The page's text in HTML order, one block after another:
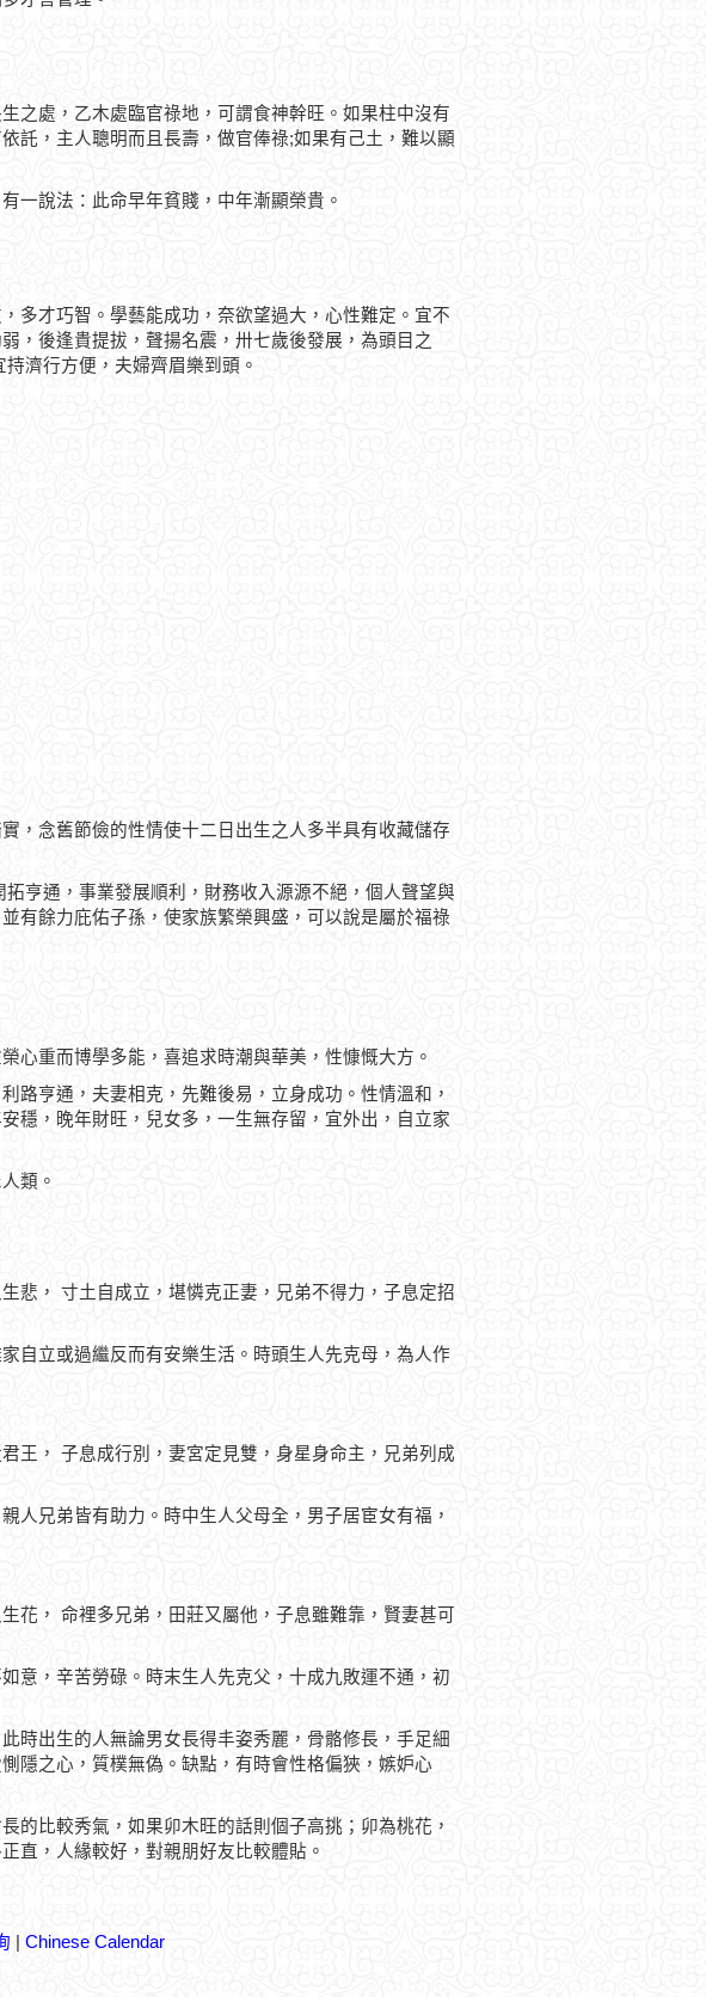
之處，乙木處臨官祿地，可謂食神幹旺。如果柱中沒有
託，主人聰明而且長壽，做官俸祿;如果有己土，難以顯
一說法：此命早年貧賤，中年漸顯榮貴。
多才巧智。學藝能成功，奈欲望過大，心性難定。宜不
，後逢貴提拔，聲揚名震，卅七歲後發展，為頭目之
濟行方便，夫婦齊眉樂到頭。
，念舊節儉的性情使十二日出生之人多半具有收藏儲存
亨通，事業發展順利，財務收入源源不絕，個人聲望與
有餘力庇佑子孫，使家族繁榮興盛，可以說是屬於福祿
心重而博學多能，喜追求時潮與華美，性慷慨大方。
路亨通，夫妻相克，先難後易，立身成功。性情溫和，
穩，晚年財旺，兒女多，一生無存留，宜外出，自立家
類。
悲， 寸土自成立，堪憐克正妻，兄弟不得力，子息定招
自立或過繼反而有安樂生活。時頭生人先克母，為人作
王， 子息成行別，妻宮定見雙，身星身命主，兄弟列成
人兄弟皆有助力。時中生人父母全，男子居宦女有福，
花， 命裡多兄弟，田莊又屬他，子息雖難靠，賢妻甚可
意，辛苦勞碌。時末生人先克父，十成九敗運不通，初
時出生的人無論男女長得丰姿秀麗，骨骼修長，手足細
隱之心，質樸無偽。缺點，有時會性格偏狹，嫉妒心
的比較秀氣，如果卯木旺的話則個子高挑；卯為桃花，
直，人緣較好，對親朋好友比較體貼。
Chinese Calendar